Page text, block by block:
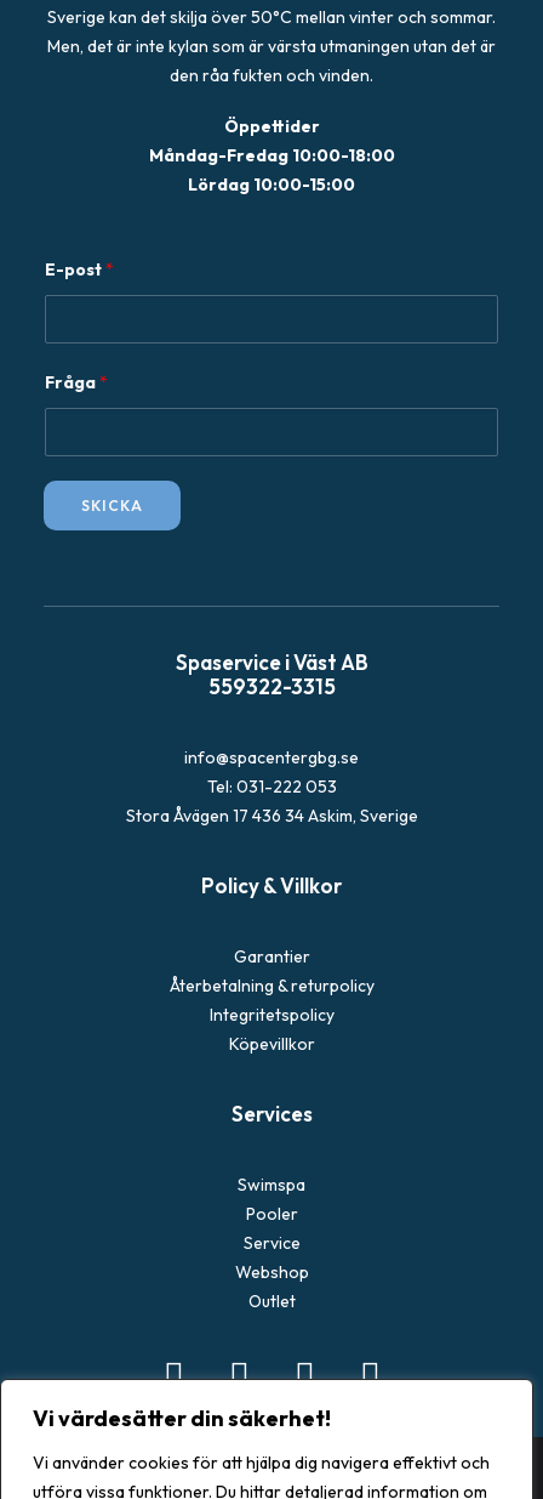
Vi värdesätter din säkerhet!
Vi använder cookies för att hjälpa dig navigera effektivt och
utföra vissa funktioner. Du hittar detaljerad information om
Sverige kan det skilja över 50°C mellan vinter och sommar.
Men, det är inte kylan som är värsta utmaningen utan det är
den råa fukten och vinden.
Öppettider
Måndag-Fredag 10:00-18:00
Lördag 10:00-15:00
o
s
t
r
å
g
E-post*
Fråga*
SKICKA
Spaservice i Väst AB
559322-3315
info@spacentergbg.se
Tel: 031-222 053
Stora Åvägen 17 436 34 Askim, Sverige
Policy & Villkor
Garantier
Återbetalning & returpolicy
Integritetspolicy
Köpevillkor
Services
Swimspa
Pooler
Service
Webshop
Outlet